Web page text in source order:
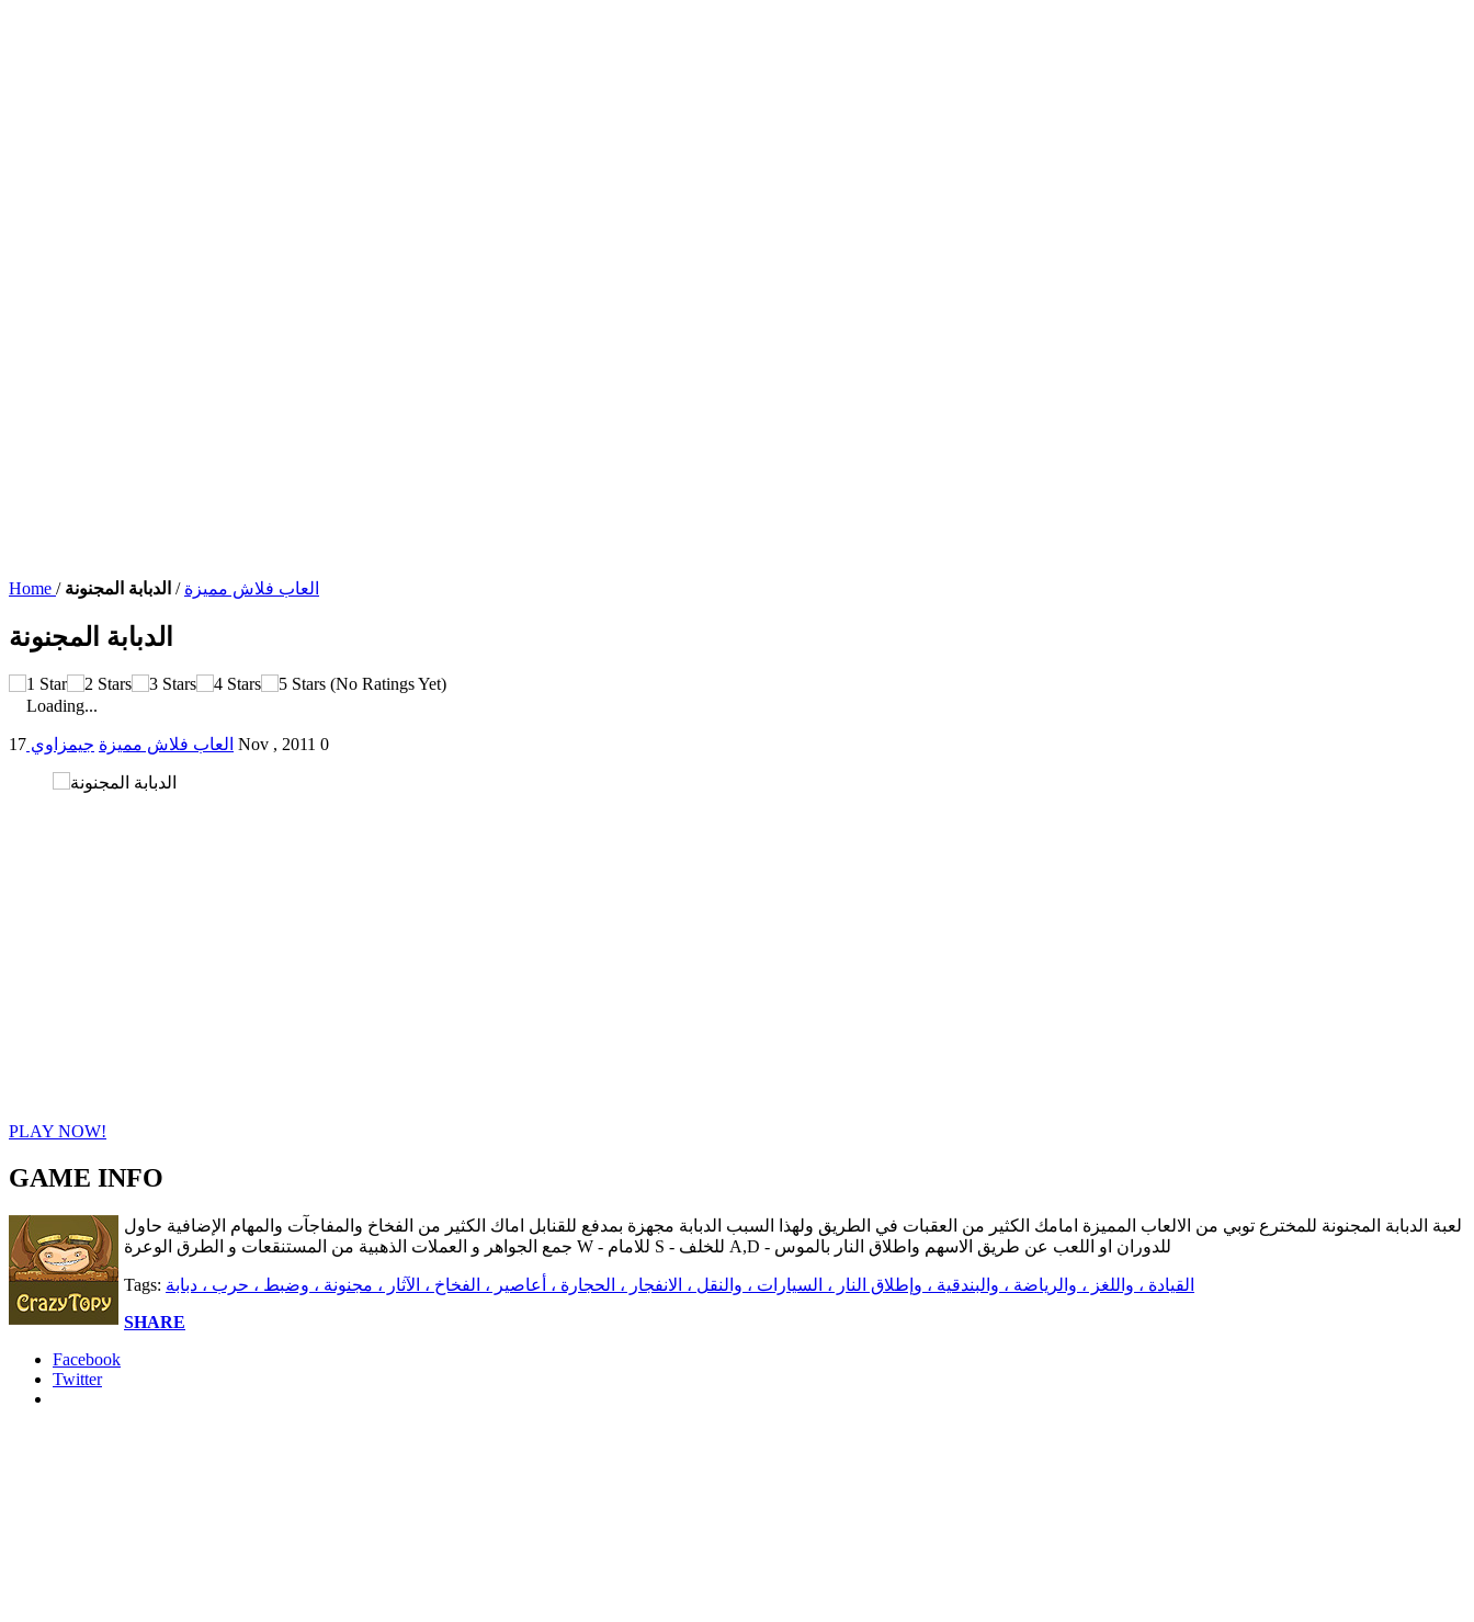
Home / العاب فلاش مميزة / الدبابة المجنونة
الدبابة المجنونة
(No Ratings Yet)
Loading...
العاب فلاش مميزة جيمزاوي 17 Nov , 2011 0
PLAY NOW!
GAME INFO
لعبة الدبابة المجنونة للمخترع توبي من الالعاب المميزة امامك الكثير من العقبات في الطريق ولهذا السبب الدبابة مجهزة بمدفع للقنابل اماك الكثير من الفخاخ والمفاجآت والمهام الإضافية حاول
جمع الجواهر و العملات الذهبية من المستنقعات و الطرق الوعرة W - للامام S - للخلف A,D - للدوران او اللعب عن طريق الاسهم واطلاق النار بالموس
Tags: القيادة ، واللغز ، والرياضة ، والبندقية ، وإطلاق النار ، السيارات ، والنقل ، الانفجار ، الحجارة ، أعاصير ، الفخاخ ، الآثار ، مجنونة ، وضبط ، حرب ، دبابة
SHARE
Facebook
Twitter